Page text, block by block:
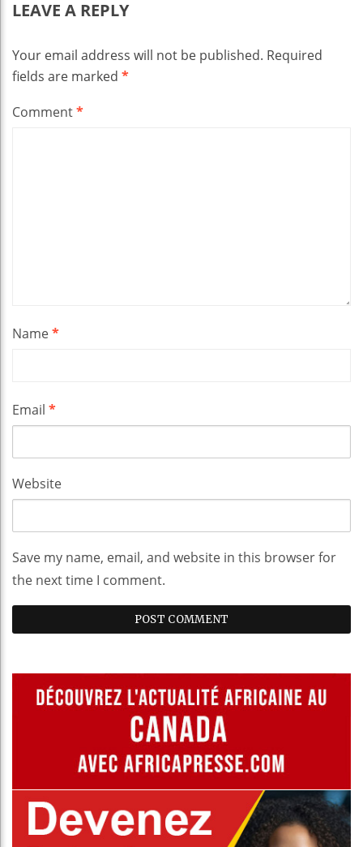
LEAVE A REPLY
Your email address will not be published. Required
fields are marked *
Comment*
Name*
Email *
Website
Save my name, email, and website in this browser for
the next time I comment.